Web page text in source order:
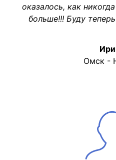
оказалось, как
больше!!! Буду
Омск -